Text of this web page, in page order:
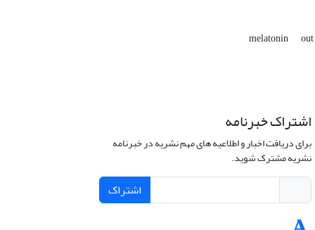
melatonin
اشتراک خبرنامه
برای دریافت اخبار و اطلاعیه های مهم نشریه در خبرنامه
نشریه مشترک شوید.
اشتراک